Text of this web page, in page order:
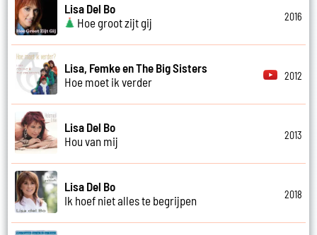
Lisa Del Bo
Hoe groot zijt gij
2016
Lisa, Femke en The Big Sisters
Hoe moet ik verder
2012
Lisa Del Bo
Hou van mij
2013
Lisa Del Bo
Ik hoef niet alles te begrijpen
2018